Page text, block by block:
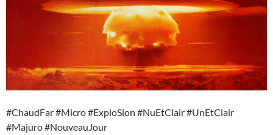
#ChaudFar #Micro #ExploSion #NuEtClair #UnEtClair
#Majuro #NouveauJour